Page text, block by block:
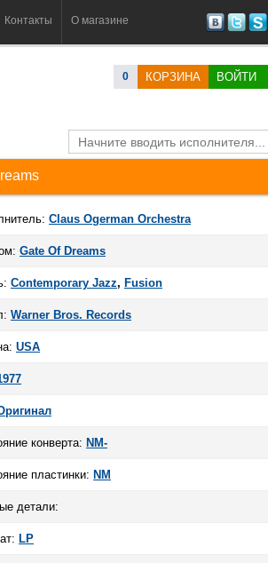
Контакты О магазине
0 КОРЗИНА ВОЙТИ
Claus Ogerman Orchestra
Gate Of Dreams
Contemporary Jazz, Fusion
Warner Bros. Records
USA
конверта: NM-
пластинки: NM
детали:
LP